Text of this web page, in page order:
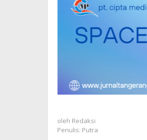
oleh Redaksi
Penulis: Putra